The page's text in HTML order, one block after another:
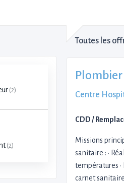
(2)
(2)
Toutes les
Centre
CDD /
Missions
sanitaire : •
températures
carnet